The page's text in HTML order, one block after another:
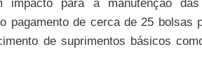
para a manutenção
pagamento de cerca de 25 bolsas
de suprimentos básicos